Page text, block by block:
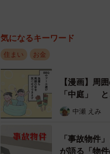
気になるキーワード
住まい お金
【漫画】周
「中庭」
中瀬 えみ
「事故物件
が語る「物